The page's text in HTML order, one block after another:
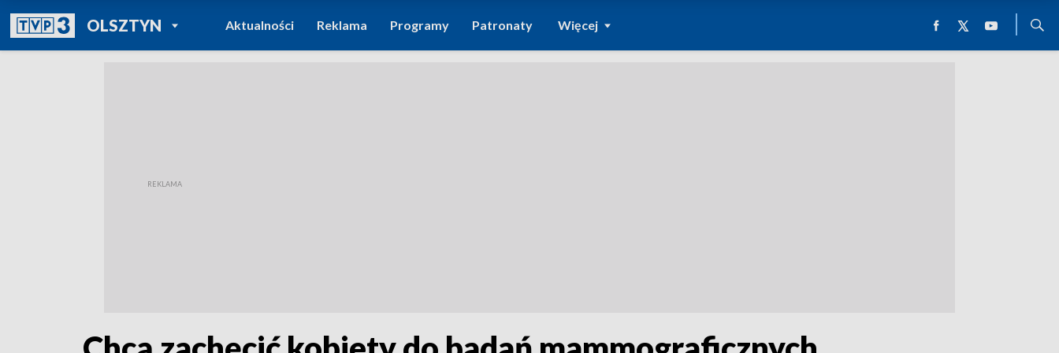
OLSZTYNPOWRÓT DO
TVP REGIONY
Aktualności Reklama Programy Patronaty Więcej